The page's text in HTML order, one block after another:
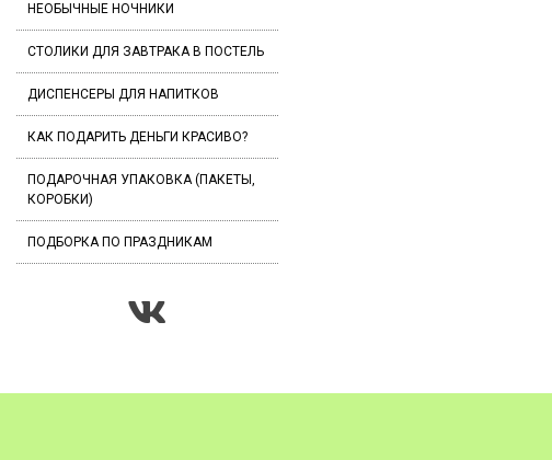
НЕОБЫЧНЫЕ НОЧНИКИ
СТОЛИКИ ДЛЯ ЗАВТРАКА В ПОСТЕЛЬ
ДИСПЕНСЕРЫ ДЛЯ НАПИТКОВ
КАК ПОДАРИТЬ ДЕНЬГИ КРАСИВО?
ПОДАРОЧНАЯ УПАКОВКА (ПАКЕТЫ,
КОРОБКИ)
ПОДБОРКА ПО ПРАЗДНИКАМ